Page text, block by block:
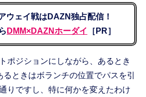
ウェイ戦はDAZN独占配信！
DMM×DAZNホーダイ ［PR］
ポジションにしながら、あるとき
ときはボランチの位置でパスを引
りですし、特に何かを変えたわけ